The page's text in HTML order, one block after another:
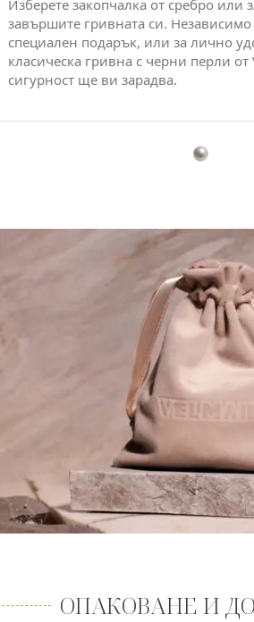
Изберете закопчалка от сребро или
завършите гривната си. Независимо
специален подарък, или за лично
класическа гривна с черни перли от
сигурност ще ви зарадва.
ОПАКОВАНЕ И